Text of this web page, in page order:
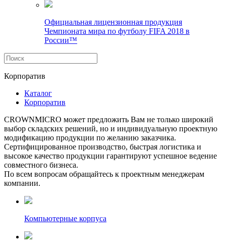
Официальная лицензионная продукция
Чемпионата мира по футболу FIFA 2018 в
России™
Корпоратив
Каталог
Корпоратив
CROWNMICRO может предложить Вам не только широкий
выбор складских решений, но и индивидуальную проектную
модификацию продукции по желанию заказчика.
Сертифицированное производство, быстрая логистика и
высокое качество продукции гарантируют успешное ведение
совместного бизнеса.
По всем вопросам обращайтесь к проектным менеджерам
компании.
Компьютерные корпуса